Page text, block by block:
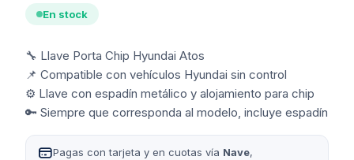
En stock
🔧 Llave Porta Chip Hyundai Atos
📌 Compatible con vehículos Hyundai sin control
⚙️ Llave con espadín metálico y alojamiento para chip
🔑 Siempre que corresponda al modelo, incluye espadín
Pagas con tarjeta y en cuotas vía Nave,